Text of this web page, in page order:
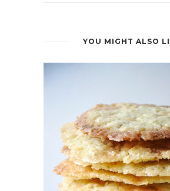
YOU MIGHT ALSO